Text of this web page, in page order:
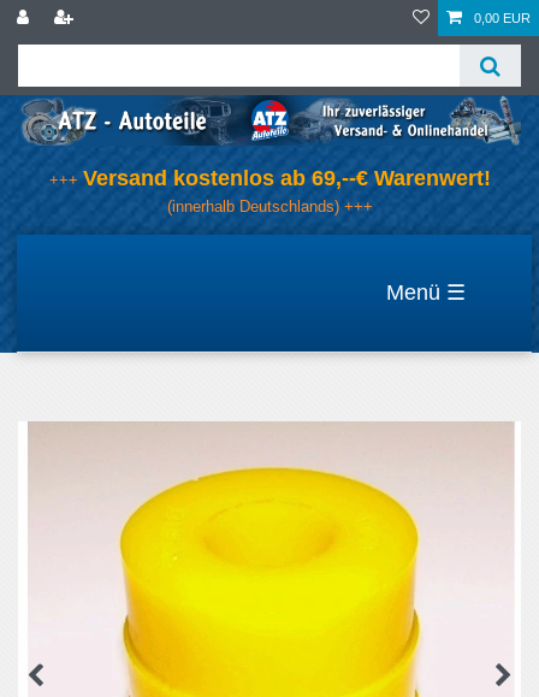
0,00 EUR
+++ Versand kostenlos ab 69,--€ Warenwert!
(innerhalb Deutschlands) +++
☰